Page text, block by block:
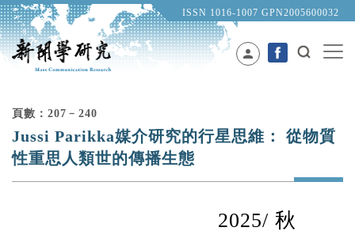
ISSN 1016-1007 GPN2005600032
person
頁數：207﹣240
Jussi Parikka媒介研究的行星思維： 從物質
性重思人類世的傳播生態
2025/ 秋